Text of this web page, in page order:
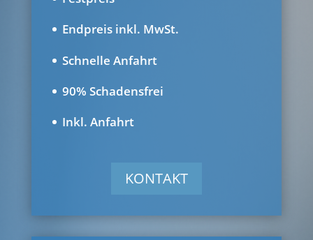
Endpreis inkl. MwSt.
Schnelle Anfahrt
90% Schadensfrei
Inkl. Anfahrt
KONTAKT